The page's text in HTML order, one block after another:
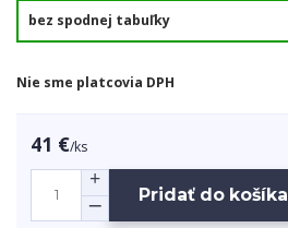
Nie sme platcovia DPH
41 €/ks
Pridať do košíka